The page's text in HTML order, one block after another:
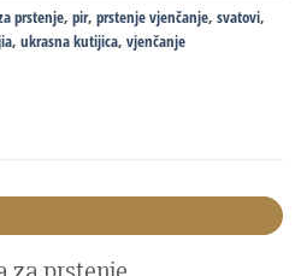
prstenje, pir, prstenje vjenčanje, svatovi,
, ukrasna kutijica, vjenčanje